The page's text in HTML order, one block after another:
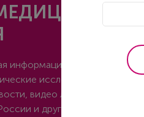
информация: стандарты
исследования, мировые
видео лекции ключевых
и других стран.